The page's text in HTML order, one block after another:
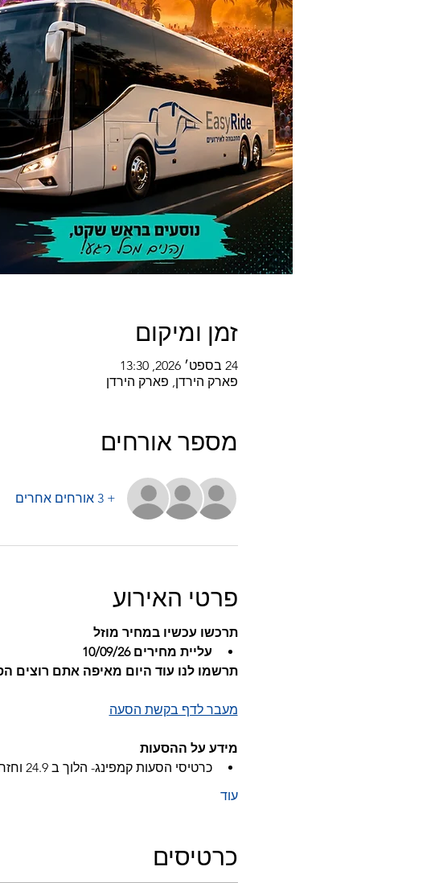
זמן ומיקום
24 בספט׳ 2026, 13:30
פארק הירדן, פארק הירדן
מספר אורחים
+ 3 אורחים אחרים
פרטי האירוע
תרכשו עכשיו במחיר מוזל
עליית מחירים 10/09/26
תרשמו לנו עוד היום מאיפה אתם רוצים
מעבר לדף בקשת הסעה
מידע על ההסעות
כרטיסי הסעות קמפינג- הלוך ב 24.9 וחזרה ב 26.9
עוד
כרטיסים